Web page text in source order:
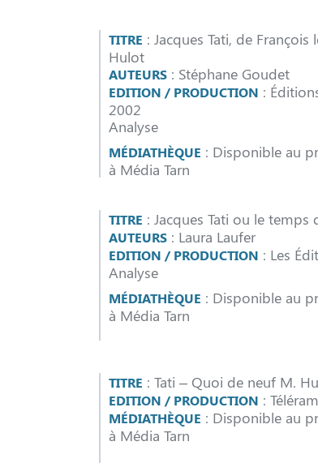
TITRE : Jacques Tati, de
Hulot
AUTEURS : Stéphane Goudet
EDITION / PRODUCTION :
2002
Analyse
MÉDIATHÈQUE : Disponible au
à Média Tarn
TITRE : Jacques Tati ou le temps
AUTEURS : Laura Laufer
EDITION / PRODUCTION : Les
Analyse
MÉDIATHÈQUE : Disponible au
à Média Tarn
TITRE : Tati – Quoi de neuf M.
EDITION / PRODUCTION :
MÉDIATHÈQUE : Disponible au
à Média Tarn